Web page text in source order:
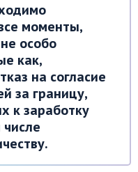
моменты,
особо
как,
на согласие
за границу,
к заработку